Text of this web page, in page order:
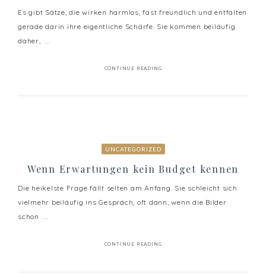
Es gibt Sätze, die wirken harmlos, fast freundlich und entfalten
gerade darin ihre eigentliche Schärfe. Sie kommen beiläufig
daher, ...
CONTINUE READING
UNCATEGORIZED
Wenn Erwartungen kein Budget kennen
Die heikelste Frage fällt selten am Anfang. Sie schleicht sich
vielmehr beiläufig ins Gespräch, oft dann, wenn die Bilder
schon ...
CONTINUE READING